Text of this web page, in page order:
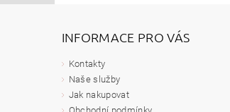
INFORMACE PRO VÁS
Kontakty
Naše služby
Jak nakupovat